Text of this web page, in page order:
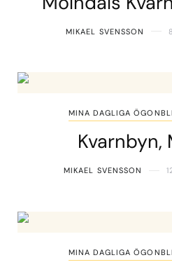
MIKAEL SVENSSON
MINA DAGLIGA
Kvarnbyn,
MIKAEL SVENSSON
MINA DAGLIGA